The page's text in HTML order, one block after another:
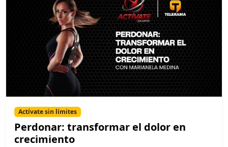
Actívate sin límites
Perdonar: transformar el dolor en
crecimiento